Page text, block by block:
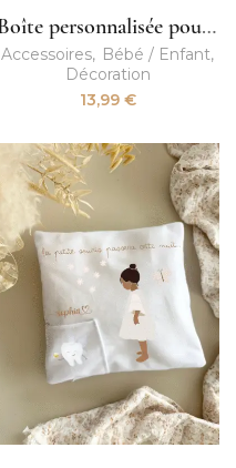
Boîte personnalisée pour médailles de ski enfant
Accessoires
Bébé / Enfant
Décoration
13,99 €